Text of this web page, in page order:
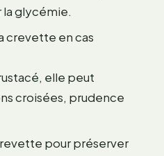
la glycémie.
crevette en cas
elle peut
croisées, prudence
pour préserver